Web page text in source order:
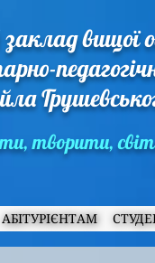
вищої
творити,
АБІТУРІЄНТАМ